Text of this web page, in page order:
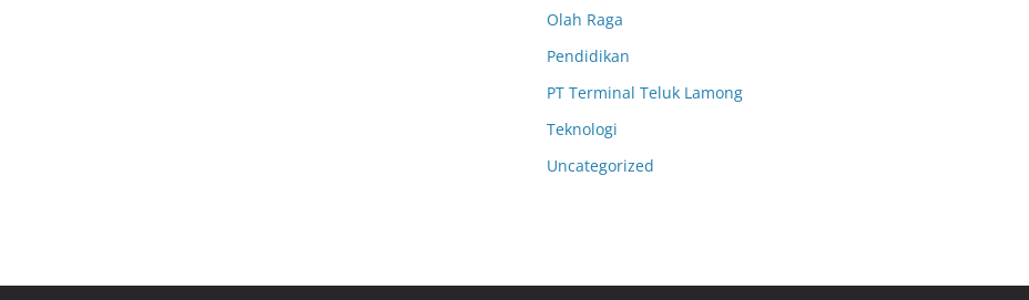
Olah Raga
Pendidikan
PT Terminal Teluk Lamong
Teknologi
Uncategorized